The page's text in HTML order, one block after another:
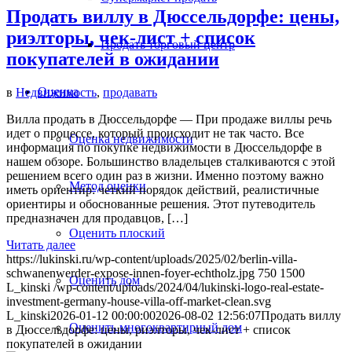
Продать торговый центр
Оценка
Оценка недвижимости
Метод оценки
Оценить плоский
Оценить дом
Оценить многоквартирный дом
Продать виллу в Дюссельдорфе: цены,
риэлторы, чек-лист + список
покупателей в ожидании
в Недвижимость, продавать
Вилла продать в Дюссельдорфе — При продаже виллы речь
идет о процессе, который происходит не так часто. Все
информация по покупке недвижимости в Дюссельдорфе в
нашем обзоре. Большинство владельцев сталкиваются с этой
решением всего один раз в жизни. Именно поэтому важно
иметь ориентир: четкий порядок действий, реалистичные
ориентиры и обоснованные решения. Этот путеводитель
предназначен для продавцов, […]
Читать далее
https://lukinski.ru/wp-content/uploads/2025/02/berlin-villa-
schwanenwerder-expose-innen-foyer-echtholz.jpg 750 1500
L_kinski /wp-content/uploads/2024/04/lukinski-logo-real-estate-
investment-germany-house-villa-off-market-clean.svg
L_kinski2026-01-12 00:00:002026-08-02 12:56:07Продать виллу
в Дюссельдорфе: цены, риэлторы, чек-лист + список
покупателей в ожидании